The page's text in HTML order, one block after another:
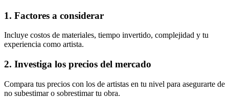
1. Factores a considerar
Incluye costos de materiales, tiempo invertido, complejidad y tu
experiencia como artista.
2. Investiga los precios del mercado
Compara tus precios con los de artistas en tu nivel para asegurarte de
no subestimar o sobrestimar tu obra.